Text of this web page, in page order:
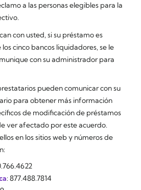
a las personas elegibles para la
con usted, si su préstamo es
cinco bancos liquidadores, se le
con su administrador para
pueden comunicar con su
para obtener más información
de modificación de préstamos
ver afectado por este acuerdo.
en los sitios web y números de
: 877.488.7814